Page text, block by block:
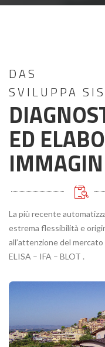
DAS
SVILUPPA
ED
La più recente
estrema flessibilità e
all’attenzione del
ELISA – IFA – BLOT .